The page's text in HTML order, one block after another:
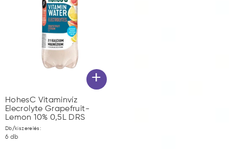
+
HohesC Vitaminvíz
Elecrolyte Grapefruit-
Lemon 10% 0,5L DRS
Db/kiszerelés:
6 db